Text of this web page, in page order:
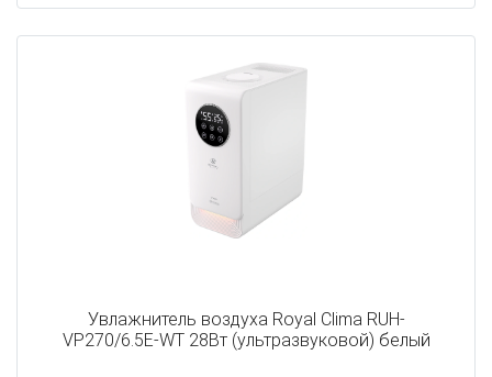
Увлажнитель воздуха Royal Clima RUH-
VP270/6.5E-WT 28Вт (ультразвуковой) белый